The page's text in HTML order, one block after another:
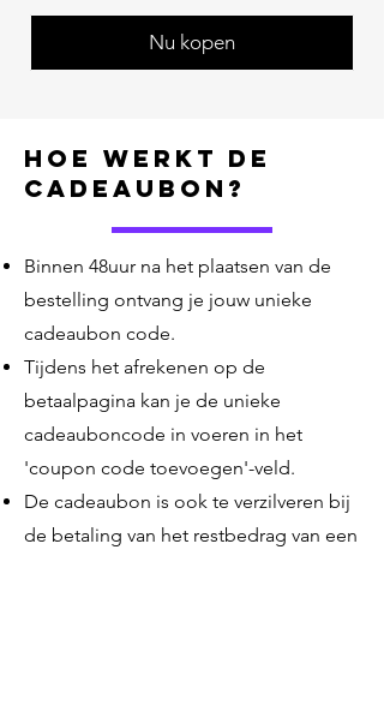
Nu kopen
Hoe werkt de
cadeaubon?
Binnen 48uur na het plaatsen van de
bestelling ontvang je jouw unieke
cadeaubon code.
Tijdens het afrekenen op de
betaalpagina kan je de unieke
cadeauboncode in voeren in het
'coupon code toevoegen'-veld.
De cadeaubon is ook te verzilveren bij
de betaling van het restbedrag van een